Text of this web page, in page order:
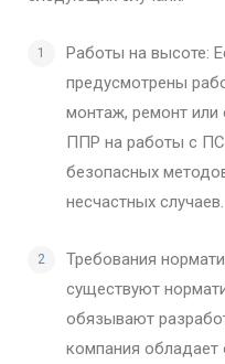
Работы на высоте:
предусмотрены
монтаж, ремонт или
ППР на работы с
безопасных
несчастных случаев.
Требования
существуют
обязывают
компания